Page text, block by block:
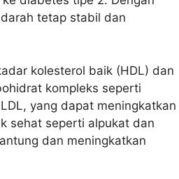
tetap stabil dan
kolesterol baik (HDL) dan
kompleks seperti
yang dapat meningkatkan
sehat seperti alpukat dan
dan meningkatkan